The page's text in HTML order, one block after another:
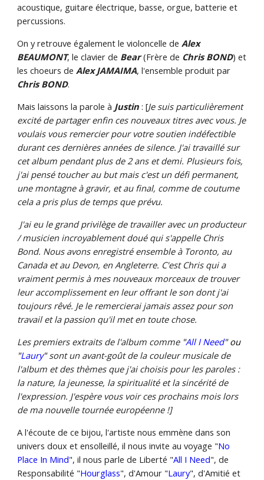
acoustique, guitare électrique, basse, orgue, batterie et
percussions.
On y retrouve également le violoncelle deAlex
BEAUMONT, le clavier de Bear(Frère de Chris BOND) et
les choeurs deAlex JAMAIMA, l'ensemble produit par
Chris BOND.
Mais laissons la parole à Justin : [Je suis particulièrement
excité de partager enfin ces nouveaux titres avec vous. Je
voulais vous remercier pour votre soutien indéfectible
durant ces dernières années de silence. J'ai travaillé sur
cet album pendant plus de 2 ans et demi. Plusieurs fois,
j'ai pensé toucher au but mais c'est un défi permanent,
une montagne à gravir, et au final, comme de coutume
cela a pris plus de temps que prévu.
J'ai eu le grand privilège de travailler avec un producteur
/ musicien incroyablement doué qui s'appelle Chris
Bond. Nous avons enregistré ensemble à Toronto, au
Canada et au Devon, en Angleterre. C'est Chris qui a
vraiment permis à mes nouveaux morceaux de trouver
leur accomplissement en leur offrant le son dont j'ai
toujours rêvé. Je le remercierai jamais assez pour son
travail et la passion qu'il met en toute chose.
Les premiers extraits de l'album comme "All I Need" ou
"Laury"sont un avant-goût de la couleur musicale de
l'album et des thèmes que j'ai choisis pour les paroles :
la nature, la jeunesse, la spiritualité et la sincérité de
l'expression. J'espère vous voir ces prochains mois lors
de ma nouvelle tournée européenne !]
A l'écoute de ce bijou, l'artiste nous emmène dans son
univers doux et ensolleillé, il nous invite au voyage "No
Place In Mind", il nous parle de Liberté "All I Need", de
Responsabilité "Hourglass", d'Amour "Laury", d'Amitié et